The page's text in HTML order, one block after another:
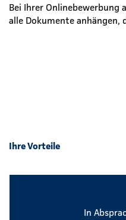
Bei Ihrer Onlinebewerbung
alle Dokumente anhängen,
Ihre Vorteile
In